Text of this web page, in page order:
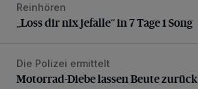
„Loss dir nix jefalle“ in 7 Tage 1 Song
Reinhören
„Loss dir nix jefalle“ in 7 Tage 1 Song
Motorrad-Diebe lassen Beute zurück
Die Polizei ermittelt
Motorrad-Diebe lassen Beute zurück